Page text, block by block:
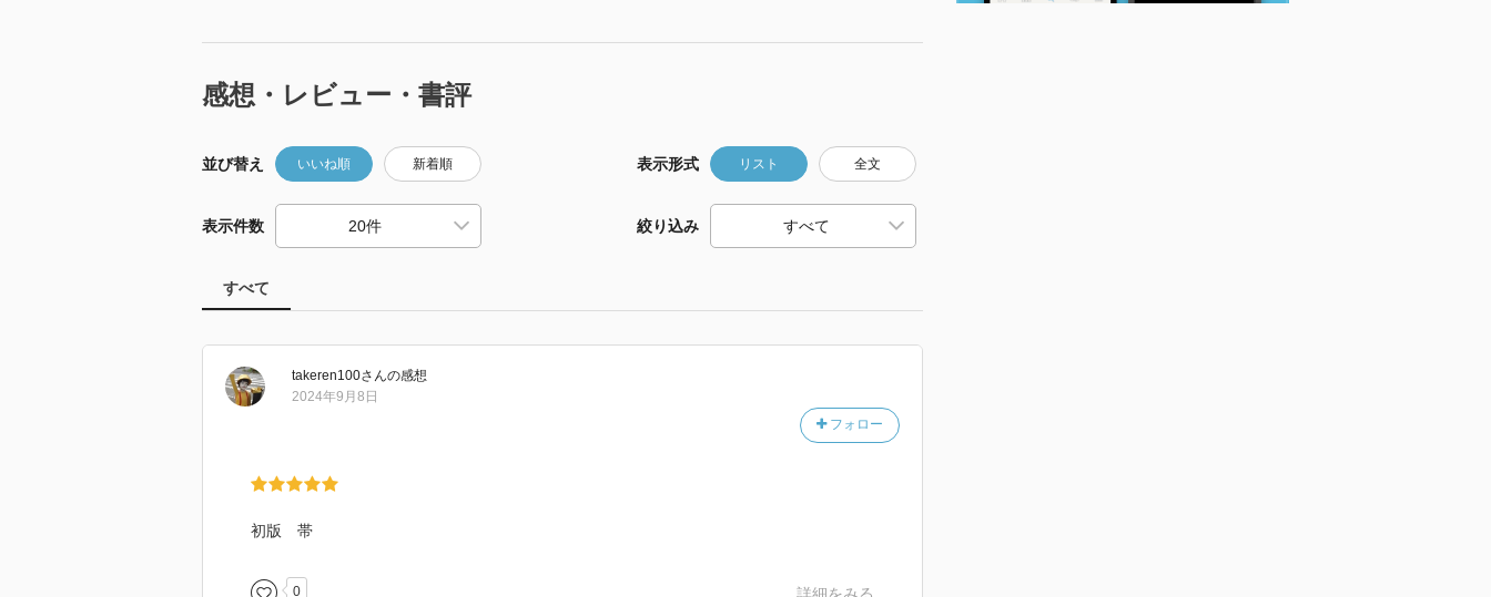
感想・レビュー・書評
並び替え いいね順 新着順 表示形式 リスト 全文
表示件数 絞り込み
すべて
takeren100さんの感想
フォロー
2024年9月8日
初版 帯
0